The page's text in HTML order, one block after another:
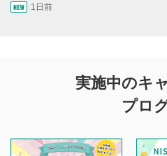
1日前
実施中のキ
プロ